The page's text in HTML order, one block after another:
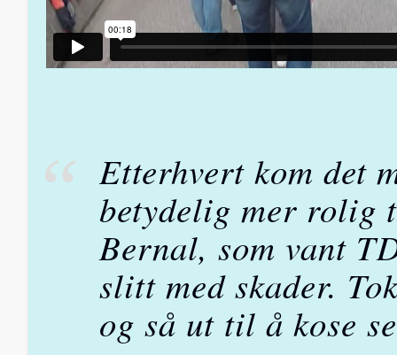
Etterhvert kom det
betydelig mer rolig
Bernal, som vant
slitt med skader.
og så ut til å kose